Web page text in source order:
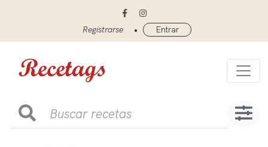
Registrarse • Entrar